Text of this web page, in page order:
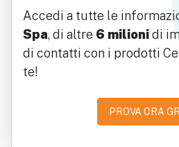
Accedi a tutte le
Spa, di altre 6 milionidi
di contatti con i prodotti
te!
PROVA ORA